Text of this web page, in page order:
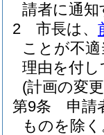
請者に通
2
市長は、
ことが不
理由を付
(計画の変
第9条
申請
ものを除